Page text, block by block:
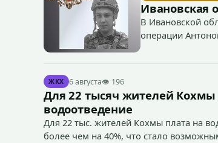
Ивановская
В Ивановской
операции
ЖКХ 6 августа👁 196
Для 22 тысяч жителей
водоотведение
Для 22 тыс. жителей Кохмы плата на
более чем на 40%, что стало